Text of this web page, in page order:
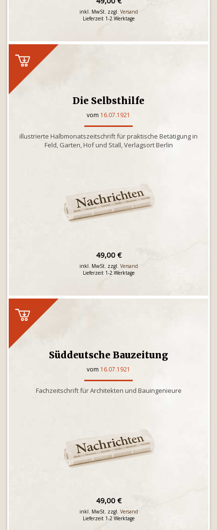
inkl. MwSt. zzgl. Versand
Lieferzeit 1-2 Werktage
Die Selbsthilfe
vom 16.07.1921
illustrierte Halbmonatszeitschrift für praktische Betätigung in
Feld, Garten, Hof und Stall, Verlagsort Berlin
49,00 €
inkl. MwSt. zzgl. Versand
Lieferzeit 1-2 Werktage
Süddeutsche Bauzeitung
vom 16.07.1921
Fachzeitschrift für Architekten und Bauingenieure
49,00 €
inkl. MwSt. zzgl. Versand
Lieferzeit 1-2 Werktage